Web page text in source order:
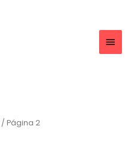
MENÚ
/ Página 2